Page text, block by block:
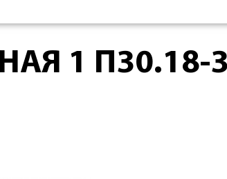
1 П30.18-